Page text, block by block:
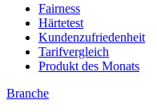
Fairness
Härtetest
Kundenzufriedenheit
Tarifvergleich
Produkt des Monats
Branche